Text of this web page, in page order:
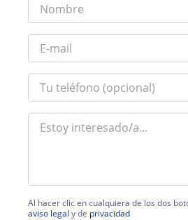
Al hacer clic en cualquiera de los dos
aviso legal y de privacidad